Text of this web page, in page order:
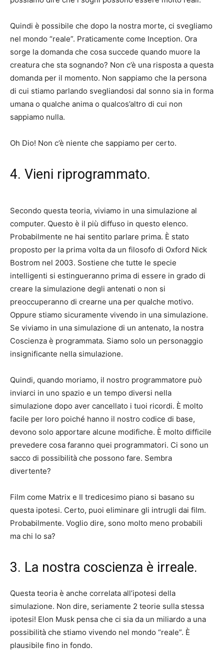
Quindi è possibile che dopo la nostra morte, ci svegliamo
nel mondo “reale”. Praticamente come Inception. Ora
sorge la domanda che cosa succede quando muore la
creatura che sta sognando? Non c’è una risposta a questa
domanda per il momento. Non sappiamo che la persona
di cui stiamo parlando svegliandosi dal sonno sia in forma
umana o qualche anima o qualcos’altro di cui non
sappiamo nulla.
Oh Dio! Non c’è niente che sappiamo per certo.
4. Vieni riprogrammato.
Secondo questa teoria, viviamo in una simulazione al
computer. Questo è il più diffuso in questo elenco.
Probabilmente ne hai sentito parlare prima. È stato
proposto per la prima volta da un filosofo di Oxford Nick
Bostrom nel 2003. Sostiene che tutte le specie
intelligenti si estingueranno prima di essere in grado di
creare la simulazione degli antenati o non si
preoccuperanno di crearne una per qualche motivo.
Oppure stiamo sicuramente vivendo in una simulazione.
Se viviamo in una simulazione di un antenato, la nostra
Coscienza è programmata. Siamo solo un personaggio
insignificante nella simulazione.
Quindi, quando moriamo, il nostro programmatore può
inviarci in uno spazio e un tempo diversi nella
simulazione dopo aver cancellato i tuoi ricordi. È molto
facile per loro poiché hanno il nostro codice di base,
devono solo apportare alcune modifiche. È molto difficile
prevedere cosa faranno quei programmatori. Ci sono un
sacco di possibilità che possono fare. Sembra
divertente?
Film come Matrix e Il tredicesimo piano si basano su
questa ipotesi. Certo, puoi eliminare gli intrugli dai film.
Probabilmente. Voglio dire, sono molto meno probabili
ma chi lo sa?
3. La nostra coscienza è irreale.
Questa teoria è anche correlata all’ipotesi della
simulazione. Non dire, seriamente 2 teorie sulla stessa
ipotesi! Elon Musk pensa che ci sia da un miliardo a una
possibilità che stiamo vivendo nel mondo “reale”. È
plausibile fino in fondo.